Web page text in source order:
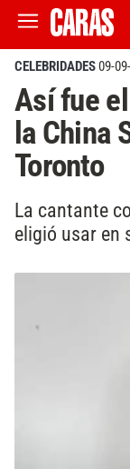
CELEBRIDADES09-
Así fue
la China
Toronto
La cantante
eligió usar en